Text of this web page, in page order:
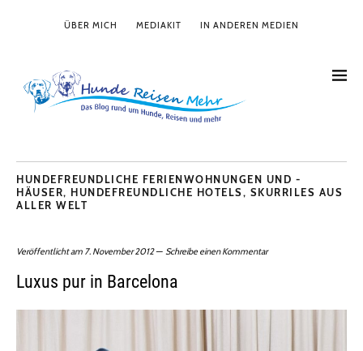
ÜBER MICH MEDIAKIT IN ANDEREN MEDIEN
HUNDEFREUNDLICHE FERIENWOHNUNGEN UND -
HÄUSER, HUNDEFREUNDLICHE HOTELS, SKURRILES AUS
ALLER WELT
Veröffentlicht am 7. November 2012 Schreibe einen Kommentar
Luxus pur in Barcelona